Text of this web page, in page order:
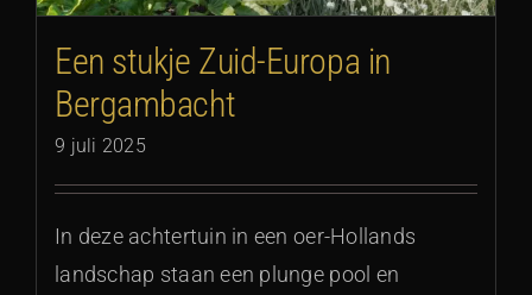
Een stukje Zuid-Europa in
Bergambacht
9 juli 2025
In deze achtertuin in een oer-Hollands
landschap staan een plunge pool en